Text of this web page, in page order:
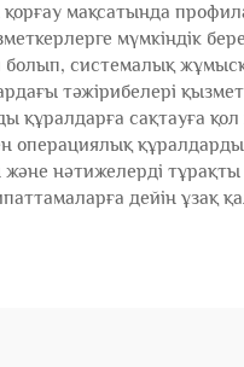
мақсатында
мүмкіндік
системалық
тәжірибелері
құралдарға сақтауға
операциялық
және нәтижелерді
дейін ұзақ